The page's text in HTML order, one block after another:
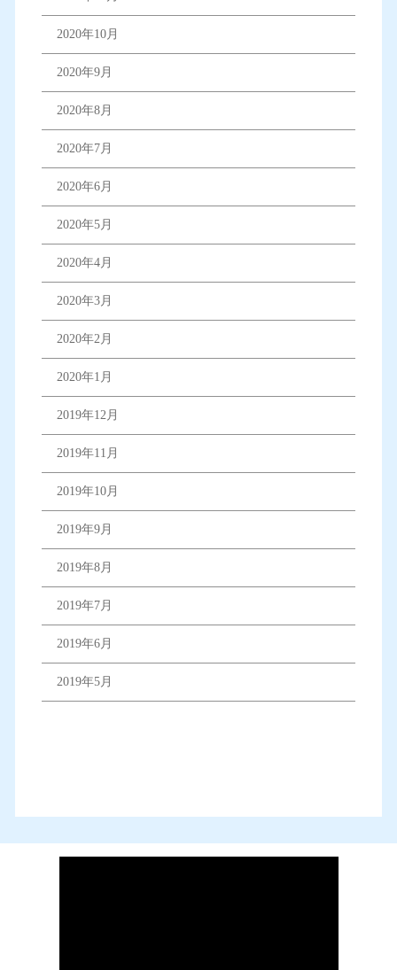
2020年10月
2020年9月
2020年8月
2020年7月
2020年6月
2020年5月
2020年4月
2020年3月
2020年2月
2020年1月
2019年12月
2019年11月
2019年10月
2019年9月
2019年8月
2019年7月
2019年6月
2019年5月